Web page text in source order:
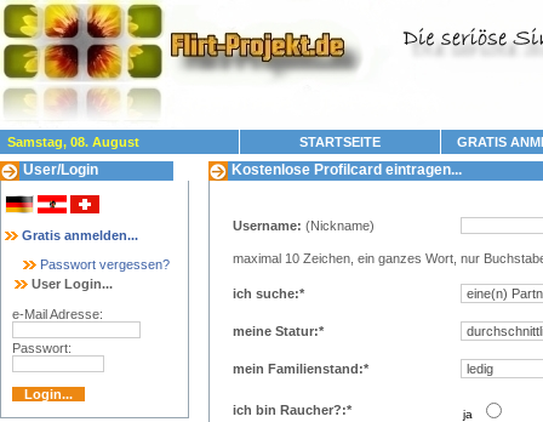
Samstag, 08. August STARTSEITE GRATIS
User/Login
Gratis anmelden...
Passwort vergessen?
User Login...
e-Mail Adresse:
Passwort:
Kostenlose Profilcard eintragen...
Username: (Nickname)
maximal 10 Zeichen, ein ganzes Wort, nur
ich suche:*
meine Statur:*
mein Familienstand:*
ich bin Raucher?:* ja